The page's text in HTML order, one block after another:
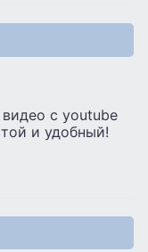
с youtube
и удобный!